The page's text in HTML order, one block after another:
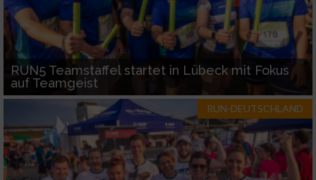
RUN5 Teamstaffel startet in Lübeck mit Fokus
auf Teamgeist
RUN-DEUTSCHLAND